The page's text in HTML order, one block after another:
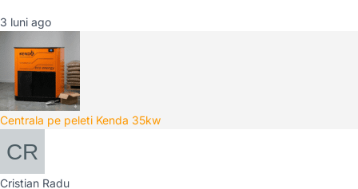
3 luni ago
Centrala pe peleti Kenda 35kw
Cristian Radu